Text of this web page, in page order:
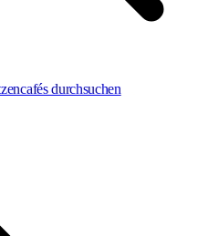
durchsuchen